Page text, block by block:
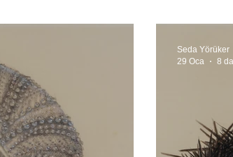
ON SORULUK SOHBETLER
ODAK: RESİM PARIS
Seda Yörüker
29 Oca
8